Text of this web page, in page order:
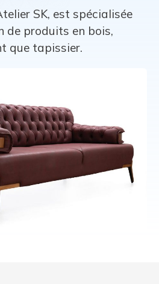
SK, est spécialisée
de produits en bois,
que tapissier.